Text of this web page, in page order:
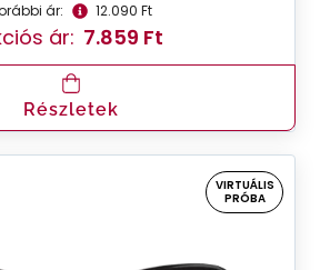
ár: 12.090 Ft
ár: 7.859 Ft
Részletek
VIRTUÁLIS
PRÓBA